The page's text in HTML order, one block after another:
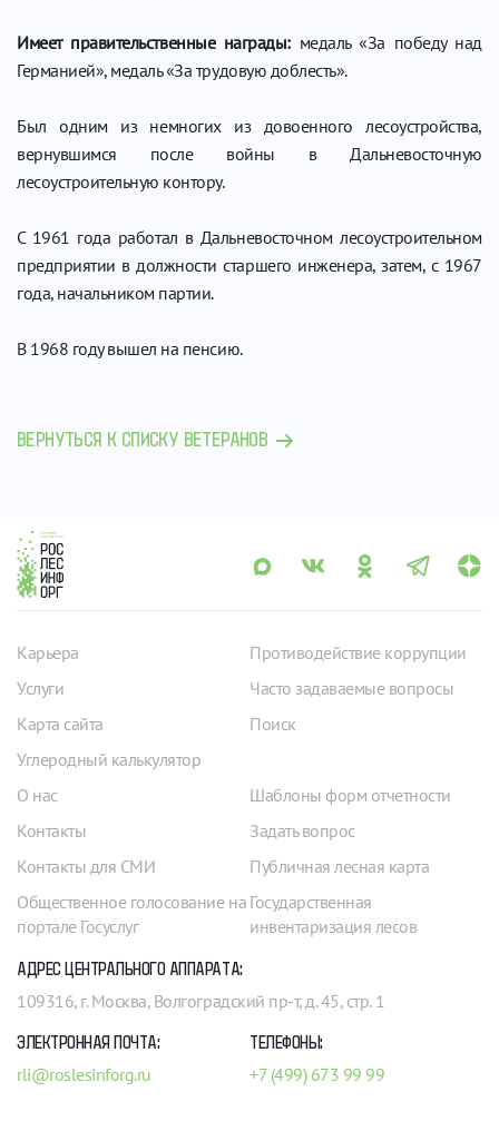
Имеет правительственные награды:медаль «За победу над
Германией», медаль «За трудовую доблесть».
Был одним из немногих из довоенного лесоустройства,
вернувшимся после войны в Дальневосточную
лесоустроительную контору.
С 1961 года работал в Дальневосточном лесоустроительном
предприятии в должности старшего инженера, затем, с 1967
года, начальником партии.
В 1968 году вышел на пенсию.
ВЕРНУТЬСЯ К СПИСКУ ВЕТЕРАНОВ
Карьера
Услуги
Карта сайта
Углеродный калькулятор
Противодействие коррупции
Часто задаваемые вопросы
Поиск
О нас
Контакты
Контакты для СМИ
Общественное голосование на
портале Госуслуг
Шаблоны форм отчетности
Задать вопрос
Публичная лесная карта
Государственная
инвентаризация лесов
АДРЕС ЦЕНТРАЛЬНОГО АППАРАТА:
109316, г. Москва, Волгоградский пр-т, д. 45, стр. 1
ЭЛЕКТРОННАЯ ПОЧТА:
rli@roslesinforg.ru
ТЕЛЕФОНЫ:
+7 (499) 673 99 99